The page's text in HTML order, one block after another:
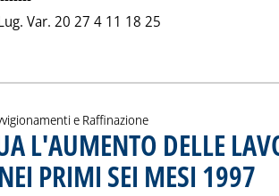
Var. 20 27 4 11 18 25
e Raffinazione
L'AUMENTO DELLE
PRIMI SEI MESI 1997